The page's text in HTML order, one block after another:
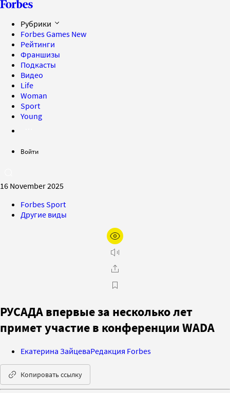
Рубрики
Forbes Games New
Рейтинги
Франшизы
Подкасты
Видео
Life
Woman
Sport
Young
Войти
16 November 2025
Forbes Sport
Другие виды
РУСАДА впервые за несколько лет
примет участие в конференции WADA
Екатерина ЗайцеваРедакция Forbes
Копировать ссылку